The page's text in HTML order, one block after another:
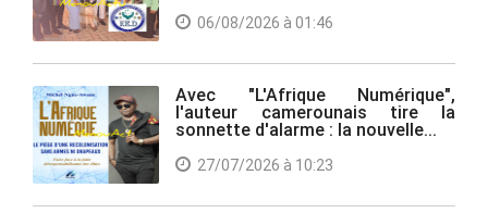
06/08/2026 à 01:46
Avec "L'Afrique Numérique",
l'auteur camerounais tire la
sonnette d'alarme : la nouvelle...
27/07/2026 à 10:23